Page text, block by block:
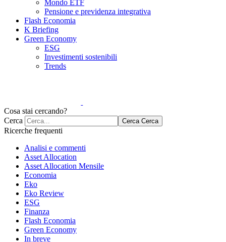
Mondo ETF
Pensione e previdenza integrativa
Flash Economia
K Briefing
Green Economy
ESG
Investimenti sostenibili
Trends
Cosa stai cercando?
Cerca
Cerca Cerca
Ricerche frequenti
Analisi e commenti
Asset Allocation
Asset Allocation Mensile
Economia
Eko
Eko Review
ESG
Finanza
Flash Economia
Green Economy
In breve